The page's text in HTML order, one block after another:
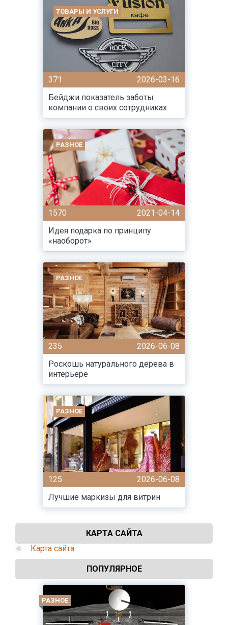
ТОВАРЫ И УСЛУГИ
371
2026-03-16
Бейджи показатель заботы
компании о своих сотрудниках
РАЗНОЕ
1570
2021-04-14
Идея подарка по принципу
«наоборот»
РАЗНОЕ
235
2026-06-08
Роскошь натурального дерева в
интерьере
РАЗНОЕ
125
2026-06-08
Лучшие маркизы для витрин
КАРТА САЙТА
Карта сайта
ПОПУЛЯРНОЕ
РАЗНОЕ